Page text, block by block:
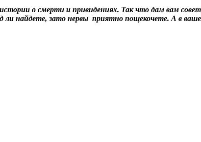
о смерти и привидениях. Так что дам вам
найдете, зато нервы приятно пощекочете. А в